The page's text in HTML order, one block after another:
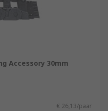
Accessory 30mm
€ 26,13/paar